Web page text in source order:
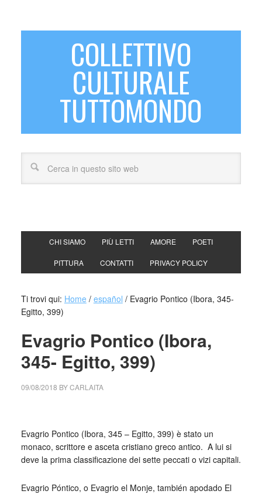
COLLETTIVO
CULTURALE
TUTTOMONDO
CHI SIAMO PIÙ LETTI AMORE POETI
PITTURA CONTATTI PRIVACY POLICY
Ti trovi qui: Home / español /Evagrio Pontico (Ibora, 345-
Egitto, 399)
Evagrio Pontico (Ibora,
345- Egitto, 399)
09/08/2018 BYCARLAITA
Evagrio Pontico (Ibora, 345 – Egitto, 399) è stato un
monaco, scrittore e asceta cristiano greco antico. A lui si
deve la prima classificazione dei sette peccati o vizi capitali.
Evagrio Póntico, o Evagrio el Monje, también apodado El